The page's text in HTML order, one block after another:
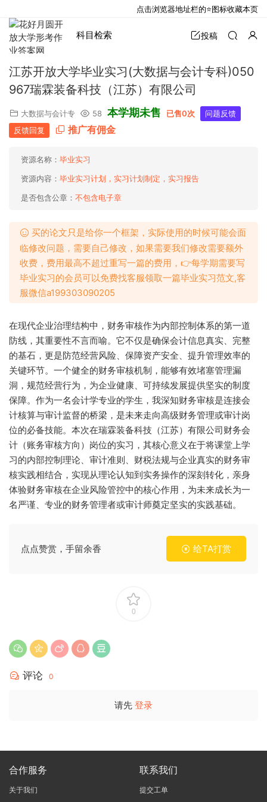
科目检索 投稿
江苏开放大学毕业实习(大数据与会计专科)050
967瑞霖装备科技（江苏）有限公司
大数据与会计专 58 本学期未售 已售0次
问题反馈
反馈回复
推广有佣金
资源名称： 毕业实习
资源内容： 毕业实习计划，实习计划制定，实习报告
是否包含公章： 不包含电子章
买的论文只是给你一个框架，实际使用的时候可能会面
临修改问题，需要自己修改，如果需要我们修改需要额外
收费，费用最高不超过重写一篇的费用，👉每学期需要写
毕业实习的会员可以免费找客服领取一篇毕业实习范文,客
服微信a199303090205
在现代企业治理结构中，财务审核作为内部控制体系的第一道
防线，其重要性不言而喻。它不仅是确保会计信息真实、完整
的基石，更是防范经营风险、保障资产安全、提升管理效率的
关键环节。一个健全的财务审核机制，能够有效堵塞管理漏
洞，规范经营行为，为企业健康、可持续发展提供坚实的制度
保障。作为一名会计学专业的学生，我深知财务审核是连接会
计核算与审计监督的桥梁，是未来走向高级财务管理或审计岗
位的必备技能。本次在瑞霖装备科技（江苏）有限公司财务会
计（账务审核方向）岗位的实习，其核心意义在于将课堂上学
习的内部控制理论、审计准则、财税法规与企业真实的财务审
核实践相结合，实现从理论认知到实务操作的深刻转化，亲身
体验财务审核在企业风险管控中的核心作用，为未来成长为一
名严谨、专业的财务管理者或审计师奠定坚实的实践基础。
点点赞赏，手留余香 给TA打赏
0
评论 0
请先 登录
合作服务
关于我们
联系我们
提交工单
点击浏览器地址栏的⭐图标收藏本页